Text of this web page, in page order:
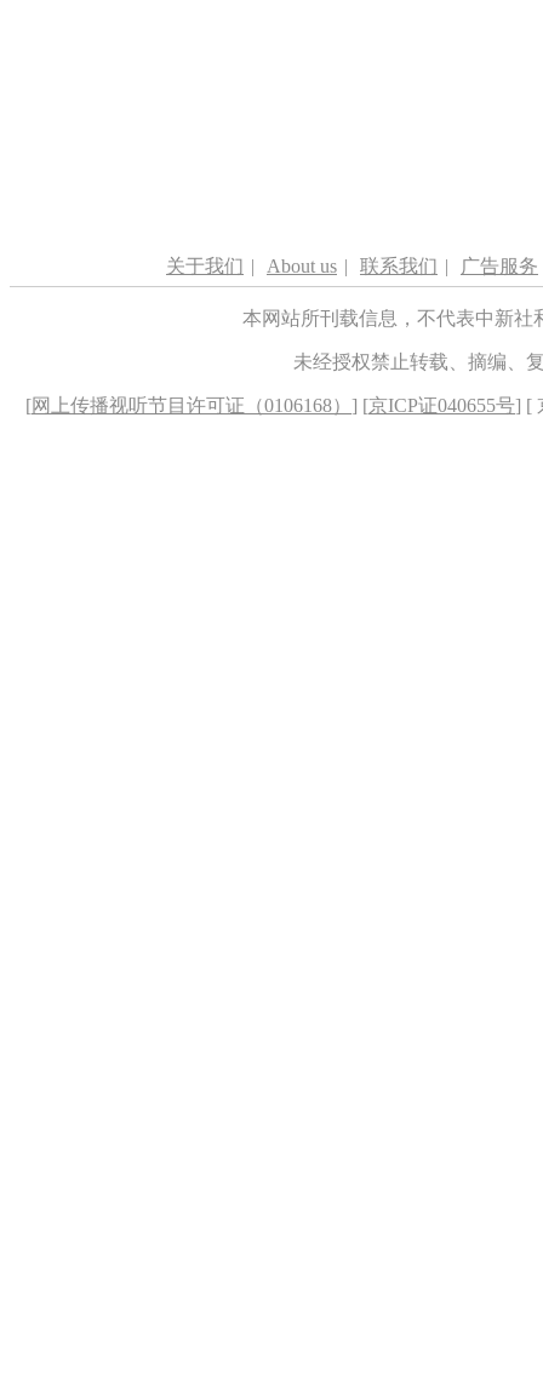
关于我们 | About us | 联系我们 | 广告服务
本网站所刊载信息，不代表中新
未经授权禁止转载、摘编、
[网上传播视听节目许可证（0106168） ] [京ICP证040655号] [